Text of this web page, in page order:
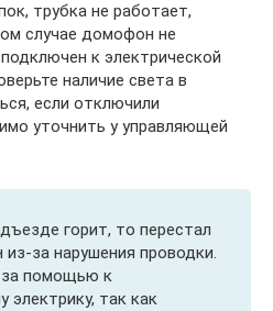
трубка не работает,
случае домофон не
к электрической
наличие света в
если отключили
уточнить у управляющей
горит, то перестал
за нарушения проводки.
за помощью к
электрику, так как